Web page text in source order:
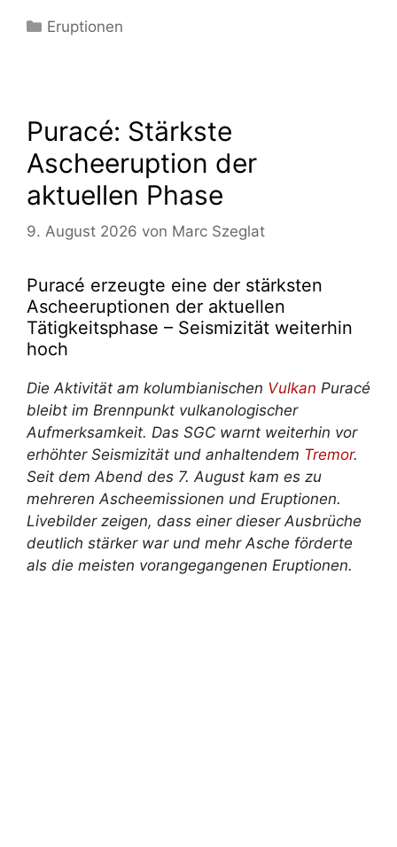
Kategorien
Eruptionen
Puracé: Stärkste
Ascheeruption der
aktuellen Phase
9. August 2026 von Marc Szeglat
Puracé erzeugte eine der stärksten
Ascheeruptionen der aktuellen
Tätigkeitsphase – Seismizität weiterhin
hoch
Die Aktivität am kolumbianischen Vulkan Puracé
bleibt im Brennpunkt vulkanologischer
Aufmerksamkeit. Das SGC warnt weiterhin vor
erhöhter Seismizität und anhaltendem Tremor.
Seit dem Abend des 7. August kam es zu
mehreren Ascheemissionen und Eruptionen.
Livebilder zeigen, dass einer dieser Ausbrüche
deutlich stärker war und mehr Asche förderte
als die meisten vorangegangenen Eruptionen.